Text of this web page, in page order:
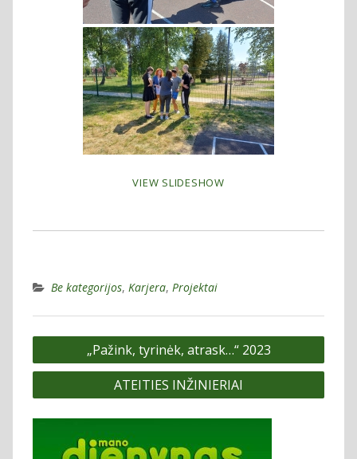
VIEW SLIDESHOW
Be kategorijos, Karjera, Projektai
Navigacija
tarp
„Pažink, tyrinėk, atrask…“ 2023
ATEITIES INŽINIERIAI